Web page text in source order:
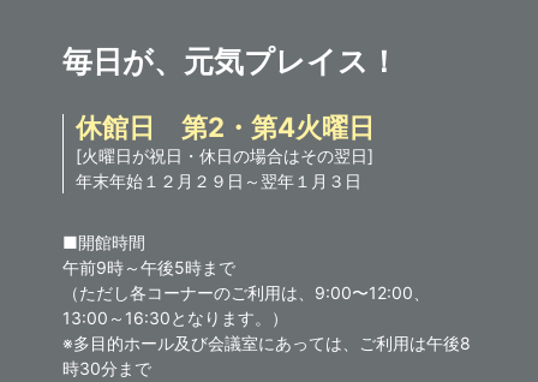
毎日が、元気プレイス！
休館日 第2・第4火曜日
[火曜日が祝日・休日の場合はその翌日]
年末年始１２月２９日～翌年１月３日
■開館時間
午前9時～午後5時まで
（ただし各コーナーのご利用は、9:00〜12:00、
13:00～16:30となります。）
※多目的ホール及び会議室にあっては、ご利用は午後8
時30分まで